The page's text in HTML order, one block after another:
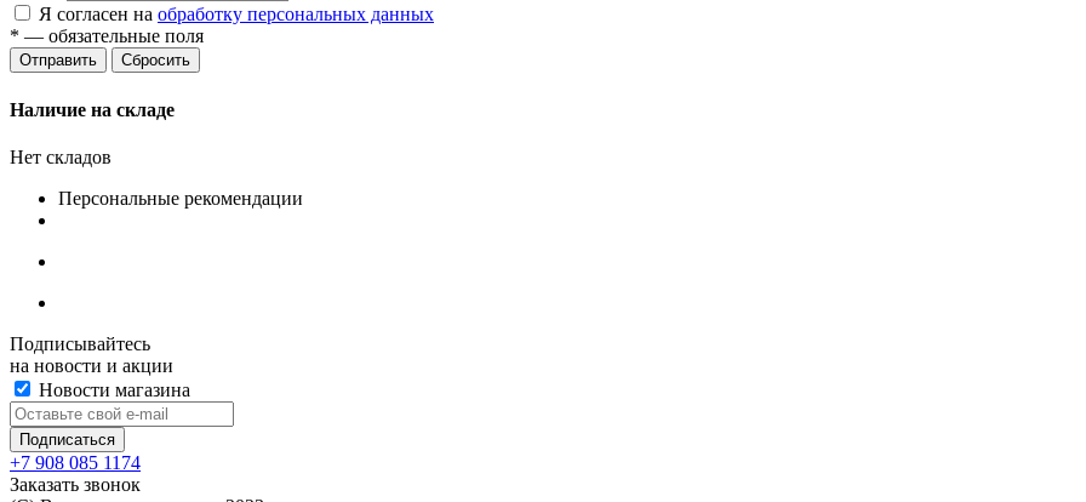
Я согласен на обработку персональных данных
* — обязательные поля
Сбросить
Наличие на складе
Нет складов
Персональные рекомендации
Подписывайтесь
на новости и акции
Новости магазина
+7 908 085 1174
Заказать звонок